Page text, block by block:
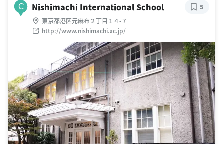
C Nishimachi International School
東京都港区元麻布２丁目１４-７
http://www.nishimachi.ac.jp/
5